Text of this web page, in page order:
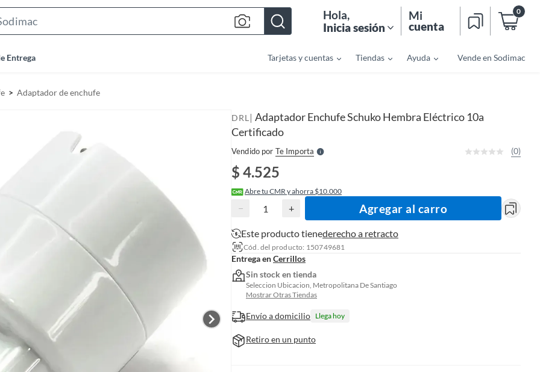
Hola,
Inicia sesión
Mi
cuenta
0
Entrega Tarjetas y cuentas Tiendas Ayuda Vende en Sodimac
Adaptador de enchufe
DRL | Adaptador Enchufe Schuko Hembra Eléctrico 10a
Certificado
Vendido por Te ImportaS
e
r
(0)
$ 4.525
Abre tu CMR y ahorra $10.000
− + Agregar al carro
Este producto tienederecho a retracto
Cód. del producto: 150749681
Entrega enCerrillos
Sin stock en tienda
Seleccion Ubicacion, Metropolitana De Santiago
Mostrar Otras Tiendas
Envío a domicilio Llega hoy
Retiro en un punto